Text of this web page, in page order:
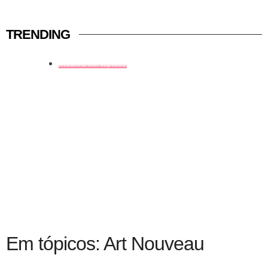
TRENDING
história em tópicos
Em tópicos: Art Nouveau